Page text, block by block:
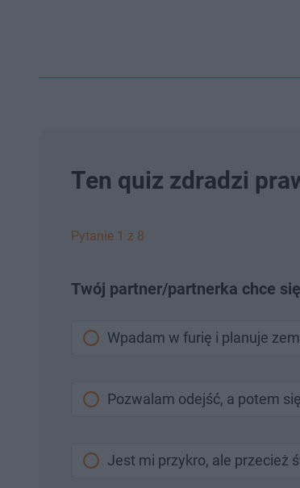
Ten quiz zdradzi
Pytanie 1 z 8
Twój partner/partnerka chce
Wpadam w furię i planuje
Pozwalam odejść, a potem
Jest mi przykro, ale przecież